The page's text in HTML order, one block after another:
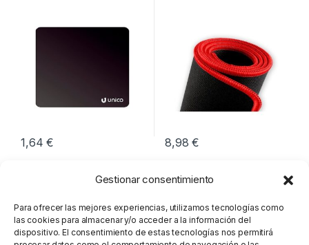
Gestionar consentimiento
Para ofrecer las mejores experiencias, utilizamos tecnologías como
las cookies para almacenar y/o acceder a la información del
dispositivo. El consentimiento de estas tecnologías nos permitirá
1,64€ 8,98€